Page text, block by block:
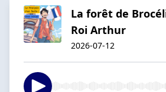
La forêt de
Roi Arthur
2026-07-12